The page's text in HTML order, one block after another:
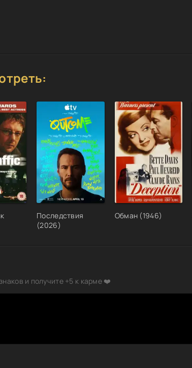
Последствия
(2026)
Обман (1946)
и получите +5 к карме ❤️